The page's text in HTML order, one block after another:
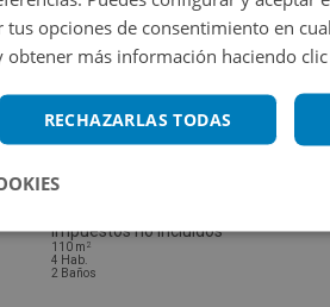
Impuestos no incluidos
110 m 2
4 Hab.
2 Baños
opciones de consentimiento en
obtener más información haciendo clic
RECHAZARLAS TODAS